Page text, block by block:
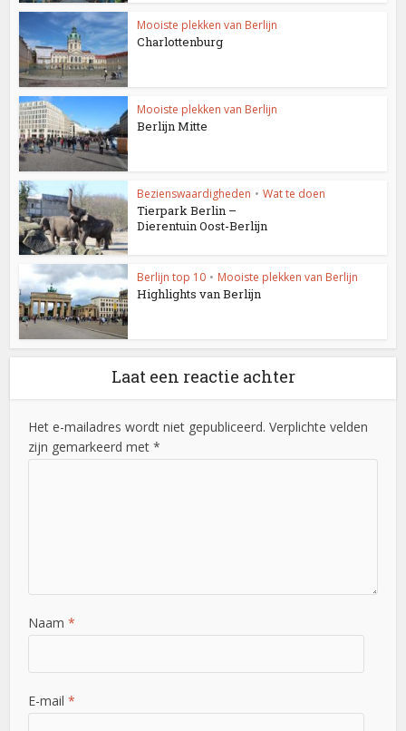
Mooiste plekken van Berlijn
Charlottenburg
Mooiste plekken van Berlijn
Berlijn Mitte
Bezienswaardigheden • Wat te doen
Tierpark Berlin –
Dierentuin Oost-Berlijn
Berlijn top 10 • Mooiste plekken van Berlijn
Highlights van Berlijn
Laat een reactie achter
Het e-mailadres wordt niet gepubliceerd. Verplichte velden
zijn gemarkeerd met *
Naam*
E-mail*